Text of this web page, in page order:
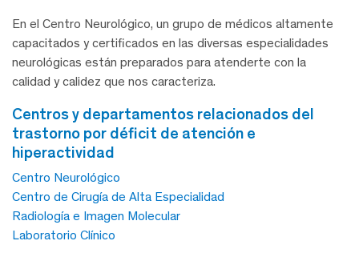
En el Centro Neurológico, un grupo de médicos altamente
capacitados y certificados en las diversas especialidades
neurológicas están preparados para atenderte con la
calidad y calidez que nos caracteriza.
centros y departamentos relacionados del
trastorno por déficit de atención e
hiperactividad
Centro Neurológico
Centro de Cirugía de Alta Especialidad
Radiología e Imagen Molecular
Laboratorio Clínico